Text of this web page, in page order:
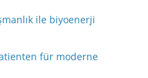
ile biyoenerji
für moderne